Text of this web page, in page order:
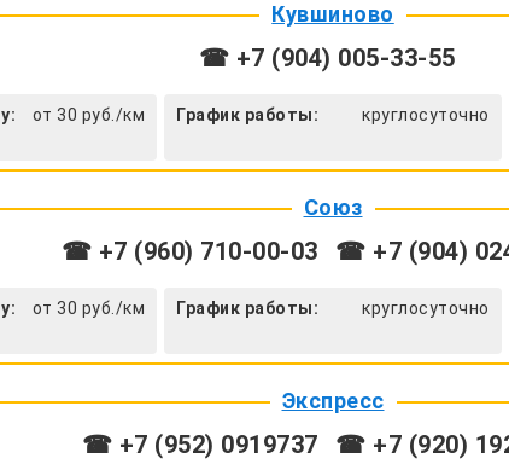
Кувшиново
☎ +7 (904) 005-33-55
от 30 руб./км График работы: круглосуточно
Союз
☎ +7 (960) 710-00-03 ☎ +7 (904)
от 30 руб./км График работы: круглосуточно
Экспресс
☎ +7 (952) 0919737 ☎ +7 (920)